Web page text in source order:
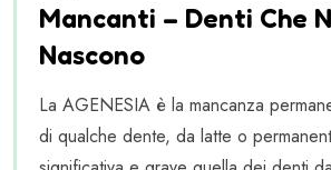
Mancanti – Denti Che
Nascono
La AGENESIA è la mancanza
di qualche dente, da latte o